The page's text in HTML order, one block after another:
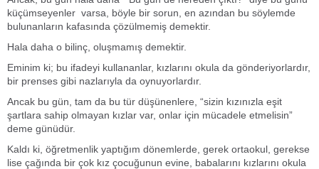
küçümseyenler varsa, böyle bir sorun, en azından bu söylemde
bulunanların kafasında çözülmemiş demektir.
Hala daha o bilinç, oluşmamış demektir.
Eminim ki; bu ifadeyi kullananlar, kızlarını okula da gönderiyorlardır,
bir prenses gibi nazlarıyla da oynuyorlardır.
Ancak bu gün, tam da bu tür düşünenlere, “sizin kızınızla eşit
şartlara sahip olmayan kızlar var, onlar için mücadele etmelisin”
deme günüdür.
Kaldı ki, öğretmenlik yaptığım dönemlerde, gerek ortaokul, gerekse
lise çağında bir çok kız çocuğunun evine, babalarını kızlarını okula